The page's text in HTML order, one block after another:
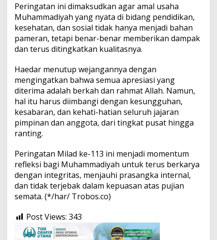
Peringatan ini dimaksudkan agar amal usaha
Muhammadiyah yang nyata di bidang pendidikan,
kesehatan, dan sosial tidak hanya menjadi bahan
pameran, tetapi benar-benar memberikan dampak
dan terus ditingkatkan kualitasnya.
Haedar menutup wejangannya dengan
mengingatkan bahwa semua apresiasi yang
diterima adalah berkah dan rahmat Allah. Namun,
hal itu harus diimbangi dengan kesungguhan,
kesabaran, dan kehati-hatian seluruh jajaran
pimpinan dan anggota, dari tingkat pusat hingga
ranting.
Peringatan Milad ke-113 ini menjadi momentum
refleksi bagi Muhammadiyah untuk terus berkarya
dengan integritas, menjauhi prasangka internal,
dan tidak terjebak dalam kepuasan atas pujian
semata. (*/har/ Trobos.co)
Post Views: 343